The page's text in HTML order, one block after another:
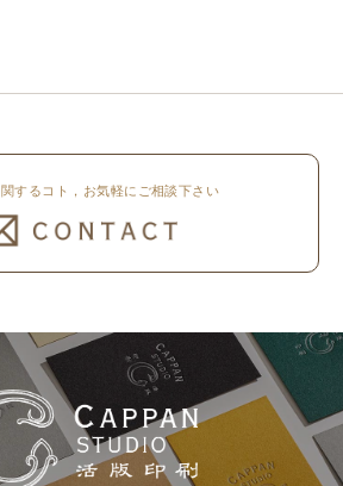
するコト，お気軽にご相談下さい